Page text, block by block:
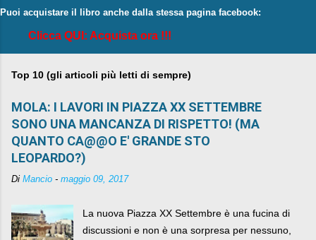
Puoi acquistare il libro anche dalla stessa pagina facebook:
Clicca QUI: Acquista ora !!!
Top 10 (gli articoli più letti di sempre)
MOLA: I LAVORI IN PIAZZA XX SETTEMBRE
SONO UNA MANCANZA DI RISPETTO! (MA
QUANTO CA@@O E' GRANDE STO
LEOPARDO?)
Di Mancio - maggio 09, 2017
La nuova Piazza XX Settembre è una fucina di
discussioni e non è una sorpresa per nessuno,